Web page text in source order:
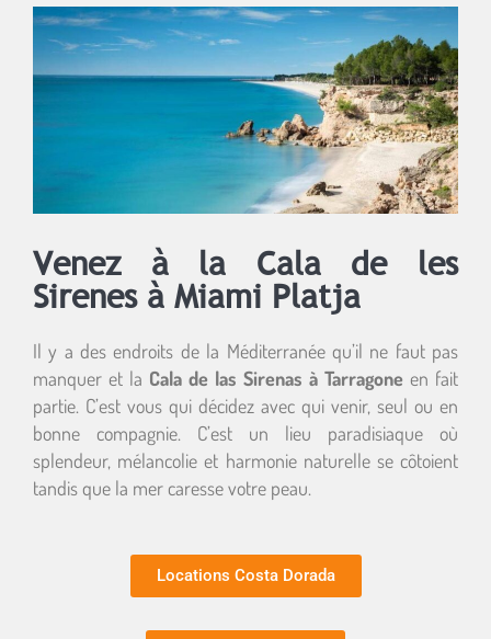
Venez à la Cala de les
Sirenes à Miami Platja
Il y a des endroits de la Méditerranée qu’il ne faut pas
manquer et la Cala de las Sirenas à Tarragone en fait
partie. C’est vous qui décidez avec qui venir, seul ou en
bonne compagnie. C’est un lieu paradisiaque où
splendeur, mélancolie et harmonie naturelle se côtoient
tandis que la mer caresse votre peau.
Locations Costa Dorada